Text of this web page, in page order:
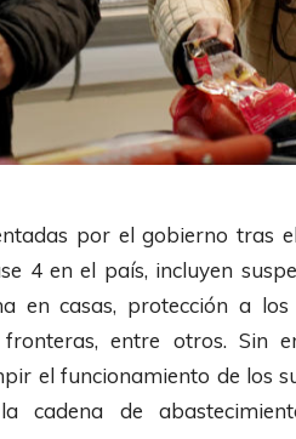
por el gobierno tras
4 en el país, incluyen
en casas, protección a
entre otros. Sin
el funcionamiento de los
cadena de